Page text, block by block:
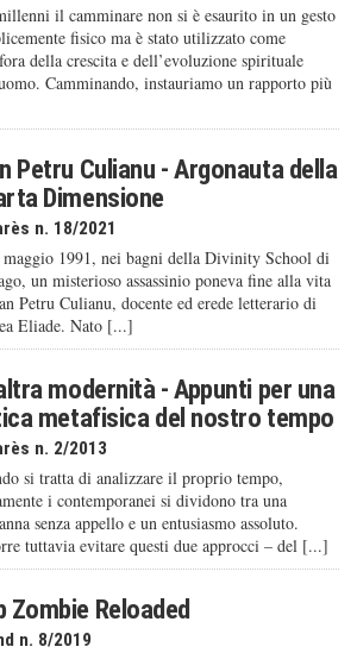
il camminare non si è esaurito in un gesto
fisico ma è stato utilizzato come
della crescita e dell’evoluzione spirituale
Camminando, instauriamo un rapporto più
Petru Culianu - Argonauta della
Dimensione
n. 18/2021
1991, nei bagni della Divinity School di
un misterioso assassinio poneva fine alla vita
Petru Culianu, docente ed erede letterario di
Eliade. Nato [...]
modernità - Appunti per una
metafisica del nostro tempo
n. 2/2013
si tratta di analizzare il proprio tempo,
i contemporanei si dividono tra una
senza appello e un entusiasmo assoluto.
tuttavia evitare questi due approcci – del [...]
Zombie Reloaded
n. 8/2019